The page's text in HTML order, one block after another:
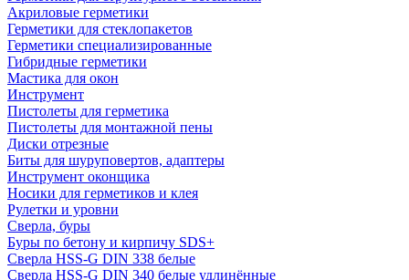
Акриловые герметики
Герметики для стеклопакетов
Герметики специализированные
Гибридные герметики
Мастика для окон
Инструмент
Пистолеты для герметика
Пистолеты для монтажной пены
Диски отрезные
Биты для шуруповертов, адаптеры
Инструмент оконщика
Носики для герметиков и клея
Рулетки и уровни
Сверла, буры
Буры по бетону и кирпичу SDS+
Сверла HSS-G DIN 338 белые
Сверла HSS-G DIN 340 белые удлинённые